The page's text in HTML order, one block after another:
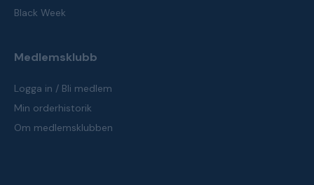
Black Week
Medlemsklubb
Logga in / Bli medlem
Min orderhistorik
Om medlemsklubben